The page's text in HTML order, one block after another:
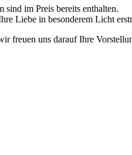
sind im Preis bereits enthalten.
Liebe in besonderem Licht
freuen uns darauf Ihre